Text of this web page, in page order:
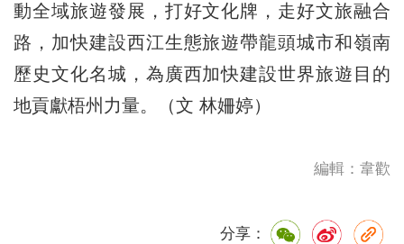
動全域旅遊發展，打好文化牌，走好文旅融合
路，加快建設西江生態旅遊帶龍頭城市和嶺南
歷史文化名城，為廣西加快建設世界旅遊目的
地貢獻梧州力量。（文 林姍婷）
編輯：韋歡
分享：